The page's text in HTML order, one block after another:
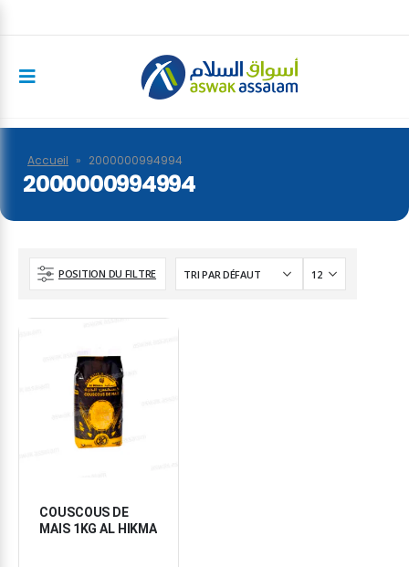
Accueil » 2000000994994
2000000994994
POSITION DU FILTRE
COUSCOUS DE
MAIS 1KG AL HIKMA